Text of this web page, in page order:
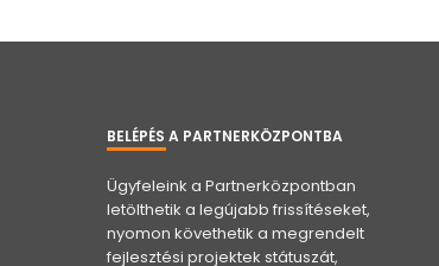
BELÉPÉS A PARTNERKÖZPONTBA
Ügyfeleink a Partnerközpontban
letölthetik a legújabb frissítéseket,
nyomon követhetik a megrendelt
fejlesztési projektek státuszát,